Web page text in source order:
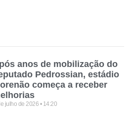
anos de mobilização do
Pedrossian, estádio
começa a receber
julho de 2026 14:20